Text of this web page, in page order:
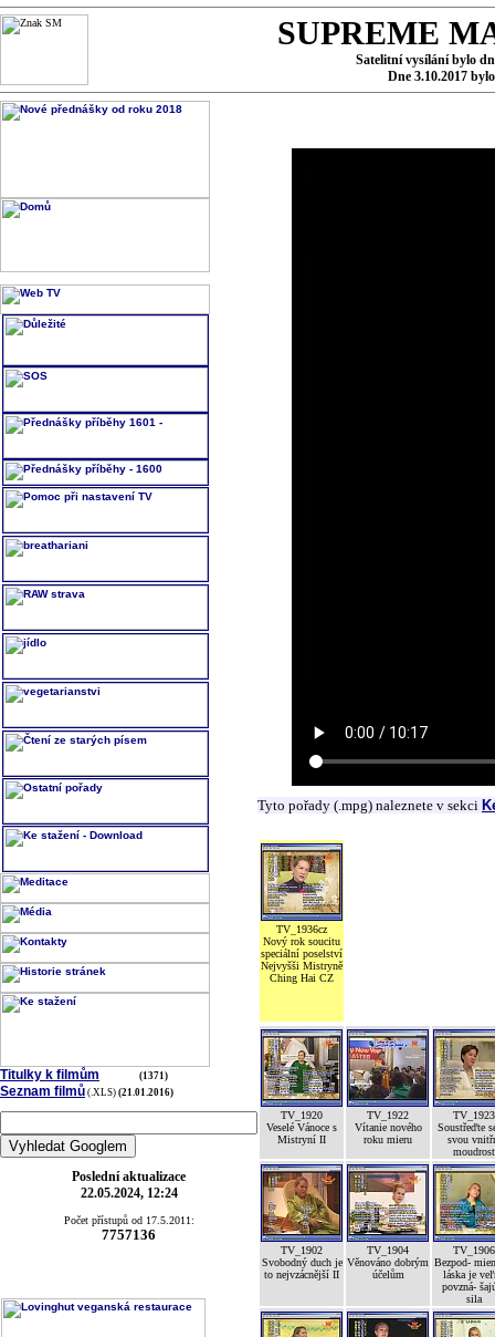
SUPREME
Satelitní vysílání bylo
Dne 3.10.2017
Titulky k filmům (1371)
Seznam filmů (.XLS) (21.01.2016)
Poslední aktualizace
22.05.2024, 12:24
Počet přístupů od 17.5.2011:
7757136
Tyto pořady (.mpg) naleznete v sekci
TV_1936cz
Nový rok soucitu
speciální poselství
Nejvyšši Mistryně
Ching Hai CZ
TV_1920
Veselé Vánoce s
Mistryní II
TV_1922
Vítanie nového
roku mieru
TV_1923
Soustřeďte
svou
moudrost
TV_1902
Svobodný duch je
to nejvzácnější II
TV_1904
Věnováno dobrým
účelům
TV_1906
Bezpod-
láska je
povzná-
sila